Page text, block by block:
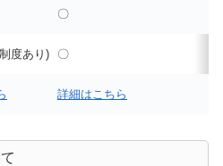
〇
度あり) 〇
詳細はこちら